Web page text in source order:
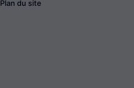
Plan du site